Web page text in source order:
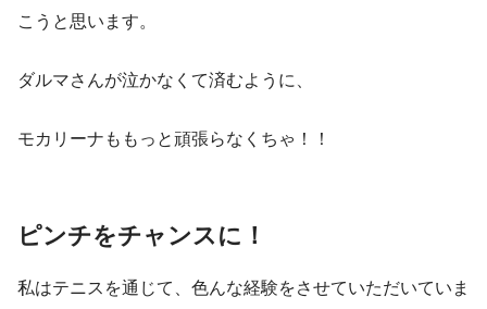
こうと思います。
ダルマさんが泣かなくて済むように、
モカリーナももっと頑張らなくちゃ！！
ピンチをチャンスに！
私はテニスを通じて、色んな経験をさせていただいていま